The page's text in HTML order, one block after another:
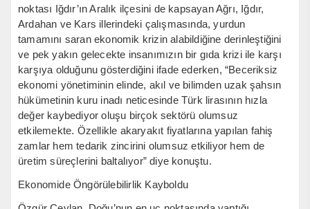
noktası Iğdır’ın Aralık ilçesini de kapsayan Ağrı, Iğdır,
Ardahan ve Kars illerindeki çalışmasında, yurdun
tamamını saran ekonomik krizin alabildiğine derinleştiğini
ve pek yakın gelecekte insanımızın bir gıda krizi ile karşı
karşıya olduğunu gösterdiğini ifade ederken, “Beceriksiz
ekonomi yönetiminin elinde, akıl ve bilimden uzak şahsın
hükümetinin kuru inadı neticesinde Türk lirasının hızla
değer kaybediyor oluşu birçok sektörü olumsuz
etkilemekte. Özellikle akaryakıt fiyatlarına yapılan fahiş
zamlar hem tedarik zincirini olumsuz etkiliyor hem de
üretim süreçlerini baltalıyor” diye konuştu.
Ekonomide Öngörülebilirlik Kayboldu